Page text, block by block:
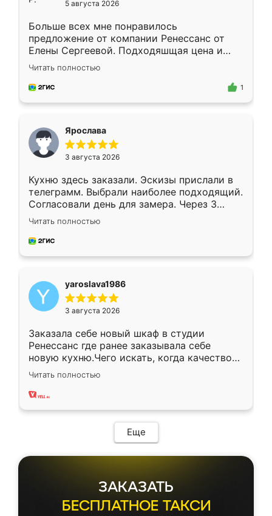
5 августа 2026
Больше всех мне понравилось
предложение от компании Ренессанс от
Елены Сергеевой. Подходяшщая цена и
короткие сроки изготовления. Приехавший
для замера сотрудник Владислав
предложил по моему эскизу самый
Читать полностью
1
Ярослава
3 августа 2026
Кухню здесь заказали. Эскизы прислали в
телеграмм. Выбрали наиболее подходящий.
Согласовали день для замера. Через 3
недели кухня была уже готова. Остались
довольны работой. Спасибо Ренессанс
мебель за качественную работу!
Читать полностью
yaroslava1986
3 августа 2026
Заказала себе новый шкаф в студии
Ренессанс где ранее заказывала себе
новую кухню.Чего искать, когда качеством
вполне довольна. Служит кухня уже почти
два года, нареканий нет.
Читать полностью
Еще
ЗАКАЗАТЬ
БЕСПЛАТНОЕ ТАКСИ